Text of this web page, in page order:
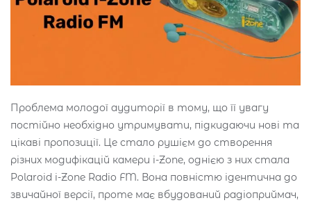
Проблема молодої аудиторії в тому, що її увагу
постійно необхідно утримувати, підкидаючи нові та
цікаві пропозиції. Це стало рушієм до створення
різних модифікацій камери i-Zone, однією з них стала
Polaroid i-Zone Radio FM. Вона повністю ідентична до
звичайної версії, проте має вбудований радіоприймач,